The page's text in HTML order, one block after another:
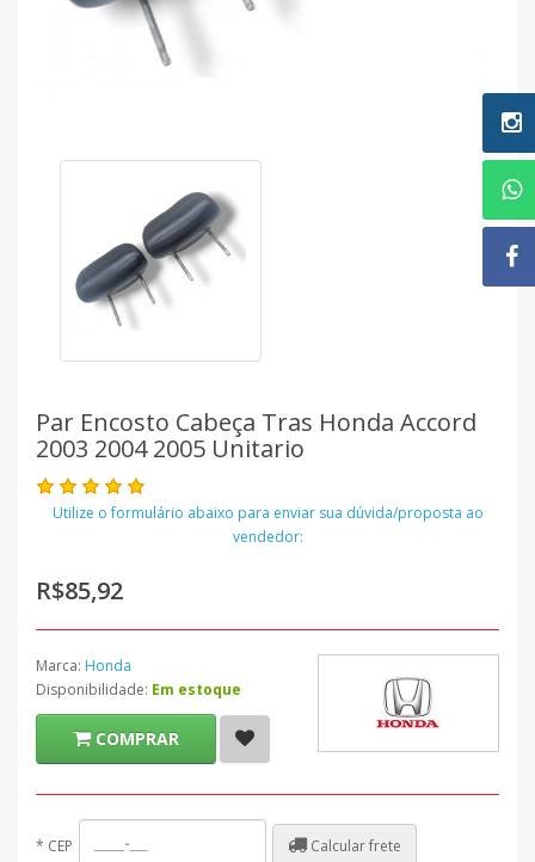
Par Encosto Cabeça Tras Honda Accord
2003 2004 2005 Unitario
Utilize o formulário abaixo para enviar sua dúvida/proposta ao
vendedor:
R$85,92
Marca: Honda
Disponibilidade: Em estoque
COMPRAR
* CEP Calcular frete